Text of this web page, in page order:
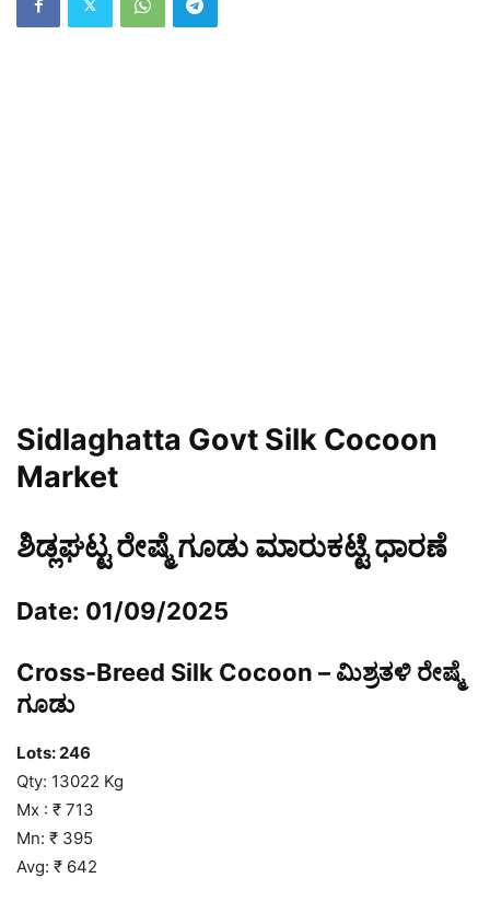
Sidlaghatta Govt Silk Cocoon
Market
ಶಿಡ್ಲಘಟ್ಟ ರೇಷ್ಮೆ ಗೂಡು ಮಾರುಕಟ್ಟೆ ಧಾರಣೆ
Date: 01/09/2025
Cross-Breed Silk Cocoon – ಮಿಶ್ರತಳಿ ರೇಷ್ಮೆ
ಗೂಡು
Lots: 246
Qty: 13022 Kg
Mx : ₹ 713
Mn: ₹ 395
Avg: ₹ 642